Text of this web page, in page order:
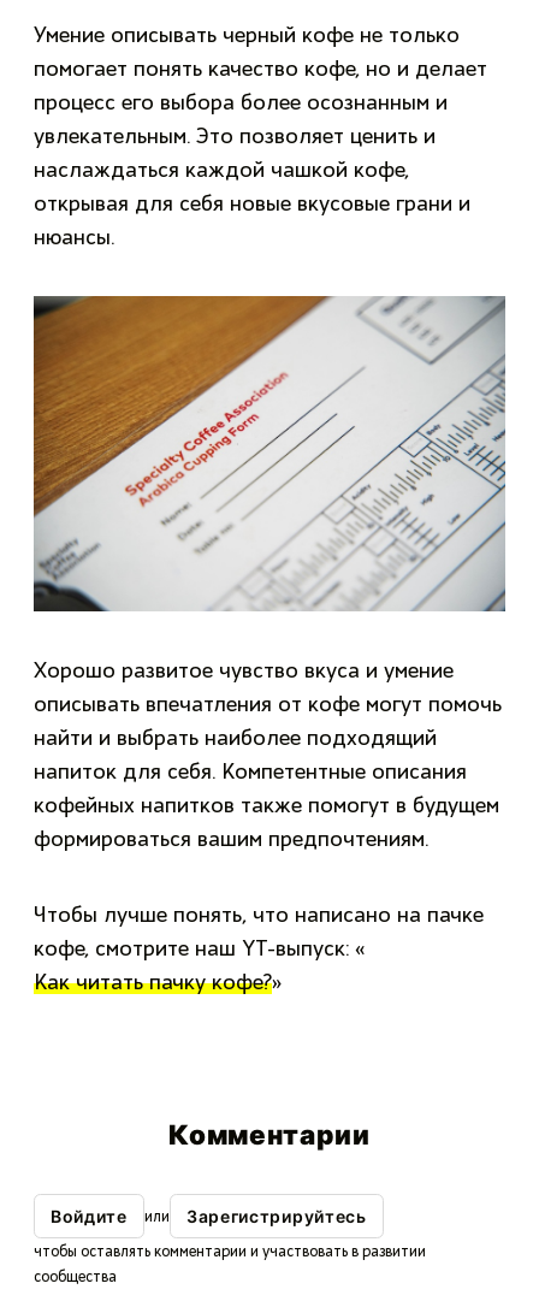
Умение описывать черный кофе не только
помогает понять качество кофе, но и делает
процесс его выбора более осознанным и
увлекательным. Это позволяет ценить и
наслаждаться каждой чашкой кофе,
открывая для себя новые вкусовые грани и
нюансы.
Хорошо развитое чувство вкуса и умение
описывать впечатления от кофе могут помочь
найти и выбрать наиболее подходящий
напиток для себя. Компетентные описания
кофейных напитков также помогут в будущем
формироваться вашим предпочтениям.
Чтобы лучше понять, что написано на пачке
кофе, смотрите наш YT-выпуск: «
Как читать пачку кофе?»
Комментарии
Войдите или Зарегистрируйтесь
чтобы оставлять комментарии и участвовать в развитии
сообщества